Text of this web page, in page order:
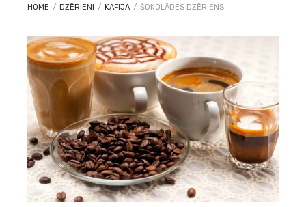
HOME / DZĒRIENI / KAFIJA / ŠOKOLĀDES DZĒRIENS